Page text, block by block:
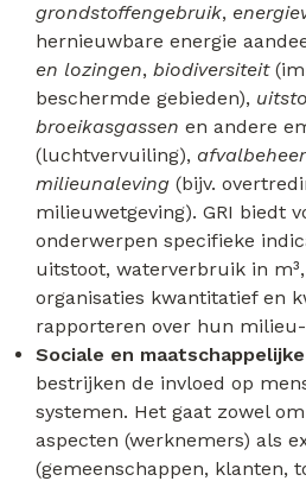
grondstoffengebruik,
hernieuwbare energie
en lozingen, biodiversiteit
beschermde gebieden),
broeikasgassen en andere
(luchtvervuiling),
milieunaleving (bijv.
milieuwetgeving). GRI biedt
onderwerpen specifieke
uitstoot, waterverbruik in
organisaties kwantitatief en
rapporteren over hun
Sociale en
bestrijken de invloed op
systemen. Het gaat zowel
aspecten (werknemers) als
(gemeenschappen, klanten,